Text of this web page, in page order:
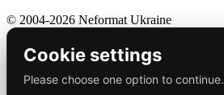
© 2004-2026 Neformat Ukraine
Cookie settings
Please choose one option to continue.